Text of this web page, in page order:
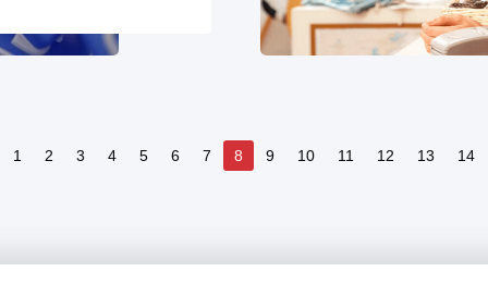
1 2 3 4 5 6 7 8 9 10 11 12 13 14